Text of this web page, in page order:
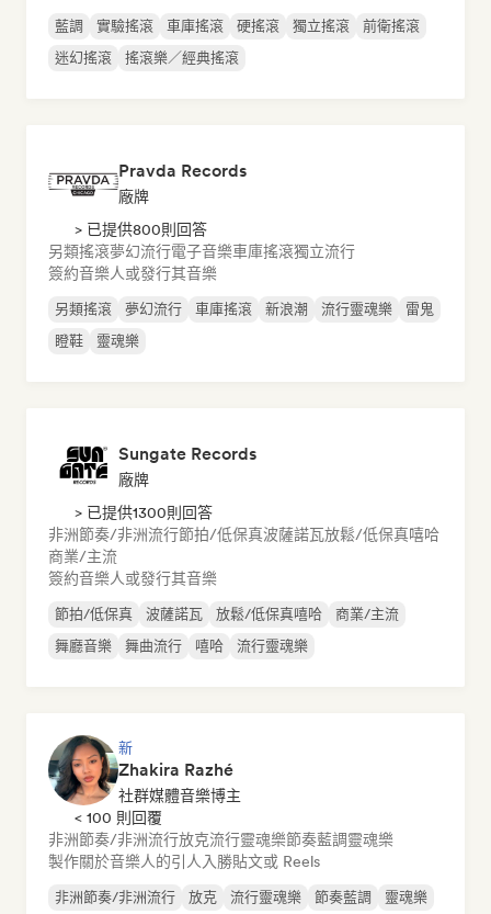
藍調 實驗搖滾 車庫搖滾 硬搖滾 獨立搖滾
前衛搖滾
迷幻搖滾
搖滾樂／經典搖滾
Pravda Records
廠牌
> 已提供800則回答
另類搖滾夢幻流行電子音樂車庫搖滾獨立流行
簽約音樂人或發行其音樂
另類搖滾 夢幻流行 車庫搖滾 新浪潮 流行靈魂樂
雷鬼
瞪鞋
靈魂樂
Sungate Records
廠牌
> 已提供1300則回答
非洲節奏/非洲流行節拍/低保真波薩諾瓦放鬆/低保真嘻哈
商業/主流
簽約音樂人或發行其音樂
節拍/低保真 波薩諾瓦 放鬆/低保真嘻哈
商業/主流
舞廳音樂
舞曲流行 嘻哈 流行靈魂樂
新
Zhakira Razhé
社群媒體音樂博主
< 100 則回覆
非洲節奏/非洲流行放克流行靈魂樂節奏藍調靈魂樂
製作關於音樂人的引人入勝貼文或 Reels
非洲節奏/非洲流行 放克 流行靈魂樂 節奏藍調 靈魂樂